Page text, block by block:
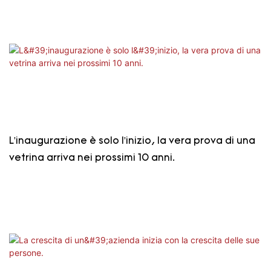
L'inaugurazione è solo l'inizio, la vera prova di una
vetrina arriva nei prossimi 10 anni.